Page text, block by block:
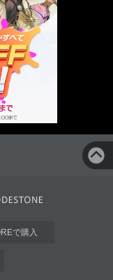
で購入